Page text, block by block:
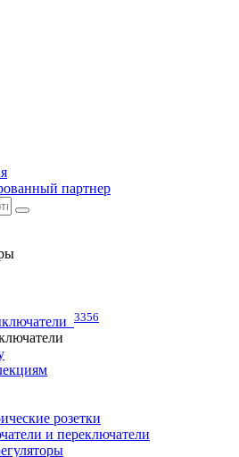
партнер
3356
розетки
и переключатели